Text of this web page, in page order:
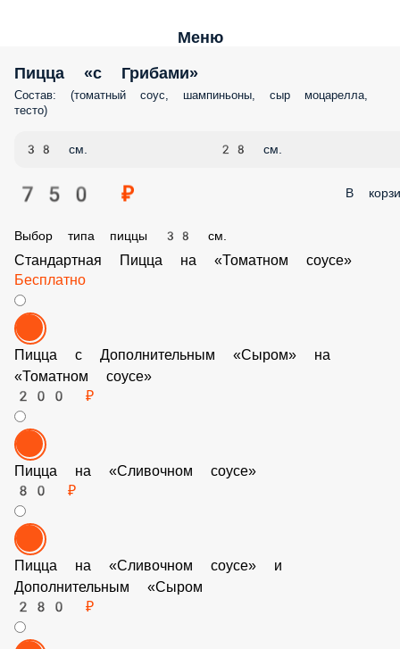
Меню
Пицца «с Грибами»
Состав: (томатный соус, шампиньоны, сыр моцарелла, тесто)
750 ₽
Стандартная Пицца на «Томатном соусе»
Бесплатно
Пицца с Дополнительным «Сыром» на «Томатном соусе»
200 ₽
Пицца на «Сливочном соусе»
Пицца на «Сливочном соусе» и Дополнительным «Сыром